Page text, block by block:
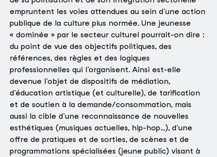
empruntent les voies attendues au sein d’une action
publique de la culture plus normée. Une jeunesse
« dominée » par le secteur culturel pourrait-on dire :
du point de vue des objectifs politiques, des
références, des règles et des logiques
professionnelles qui l’organisent. Ainsi est-elle
devenue l’objet de dispositifs de médiation,
d’éducation artistique (et culturelle), de tarification
et de soutien à la demande/consommation, mais
aussi la cible d’une reconnaissance de nouvelles
esthétiques (musiques actuelles, hip-hop…), d’une
offre de pratiques et de sorties, de scènes et de
programmations spécialisées (jeune public) visant à